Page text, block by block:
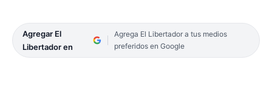
Agregar El
Libertador en
Agrega El Libertador a tus medios
preferidos en Google